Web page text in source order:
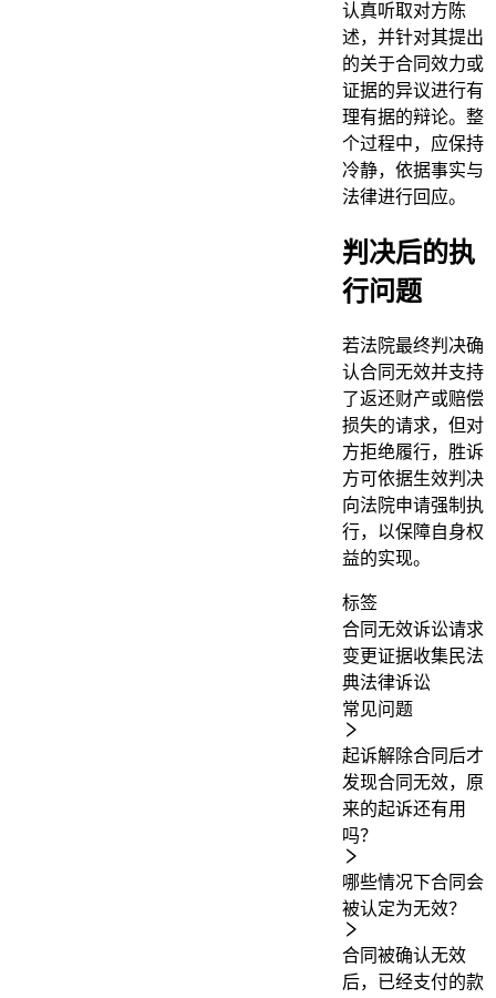
认真听取对方陈
述，并针对其提出
的关于合同效力或
证据的异议进行有
理有据的辩论。整
个过程中，应保持
冷静，依据事实与
法律进行回应。
判决后的执
行问题
若法院最终判决确
认合同无效并支持
了返还财产或赔偿
损失的请求，但对
方拒绝履行，胜诉
方可依据生效判决
向法院申请强制执
行，以保障自身权
益的实现。
标签
合同无效诉讼请求
变更证据收集民法
典法律诉讼
常见问题
起诉解除合同后才
发现合同无效，原
来的起诉还有用
吗？
哪些情况下合同会
被认定为无效？
合同被确认无效
后，已经支付的款